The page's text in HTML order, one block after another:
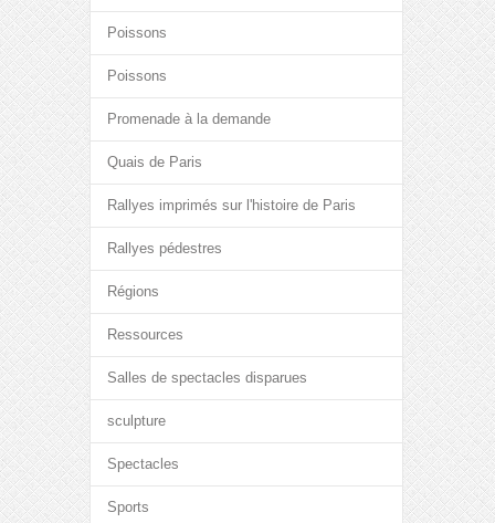
Poissons
Poissons
Promenade à la demande
Quais de Paris
Rallyes imprimés sur l'histoire de Paris
Rallyes pédestres
Régions
Ressources
Salles de spectacles disparues
sculpture
Spectacles
Sports